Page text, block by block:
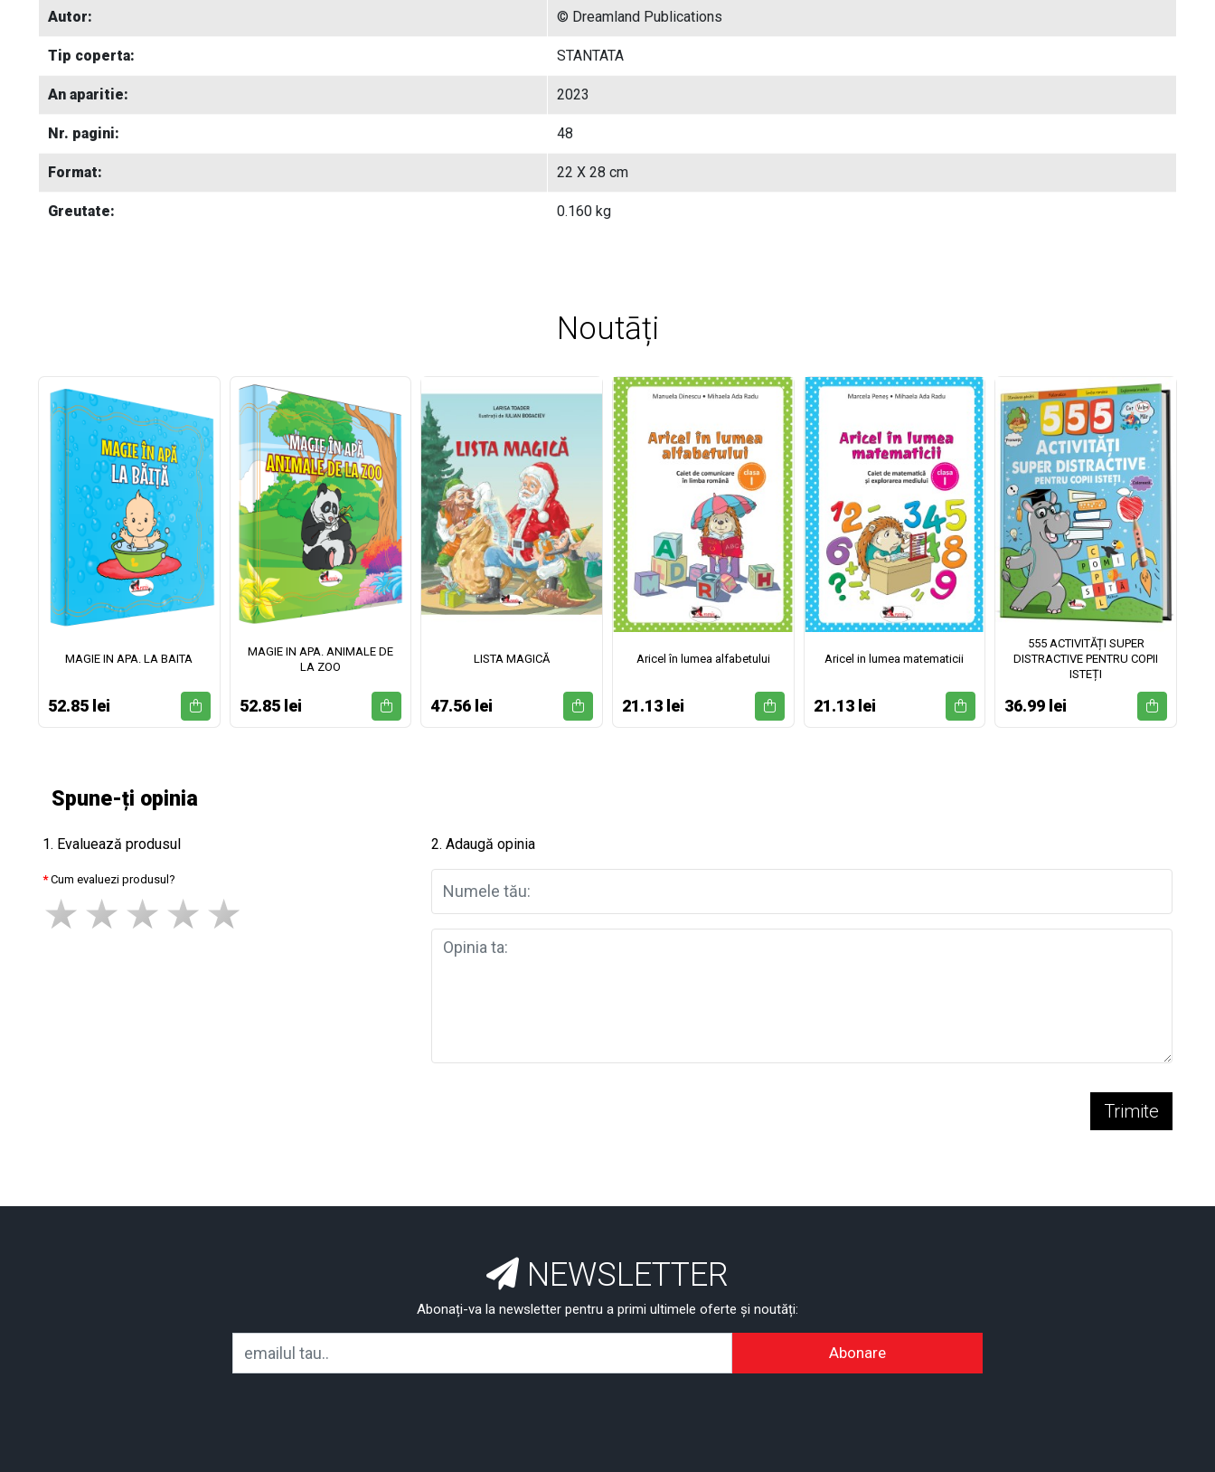
Autor: © Dreamland Publications
Tip coperta: STANTATA
An aparitie: 2023
Nr. pagini: 48
Format: 22 X 28 cm
Greutate: 0.160 kg
Noutāți
MAGIE IN APA. LA BAITA
52.85 lei
MAGIE IN APA. ANIMALE DE
LA ZOO
52.85 lei
LISTA MAGICĂ
47.56 lei
Aricel în lumea alfabetului
21.13 lei
Aricel in lumea matematicii
21.13 lei
555 ACTIVITĂȚI SUPER
DISTRACTIVE PENTRU COPII
ISTEȚI
36.99 lei
Spune-ți opinia
1. Evaluează produsul
Cum evaluezi produsul?
2. Adaugă opinia
Trimite
NEWSLETTER
Abonați-va la newsletter pentru a primi ultimele oferte și noutăți:
Abonare